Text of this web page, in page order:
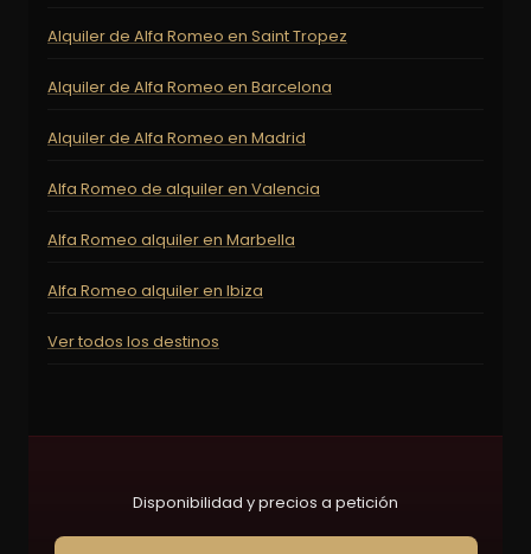
Alquiler de Alfa Romeo en Saint Tropez
Alquiler de Alfa Romeo en Barcelona
Alquiler de Alfa Romeo en Madrid
Alfa Romeo de alquiler en Valencia
Alfa Romeo alquiler en Marbella
Alfa Romeo alquiler en Ibiza
Ver todos los destinos
Disponibilidad y precios a petición